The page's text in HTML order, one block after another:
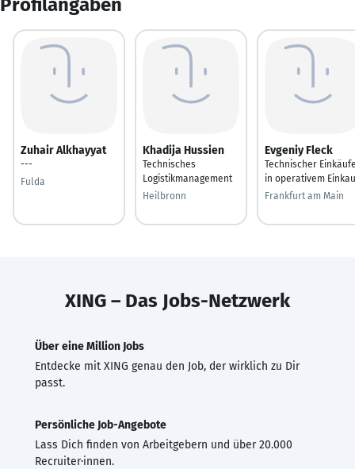
Zuhair Alkhayyat
---
Fulda
Khadija Hussien
Technisches
Logistikmanagement
Heilbronn
Evgeniy Fleck
Technischer
in operativem
Frankfurt am Main
XING – Das Jobs-Netzwerk
Über eine Million Jobs
Entdecke mit XING genau den Job, der wirklich zu Dir
passt.
Persönliche Job-Angebote
Lass Dich finden von Arbeitgebern und über 20.000
Recruiter·innen.